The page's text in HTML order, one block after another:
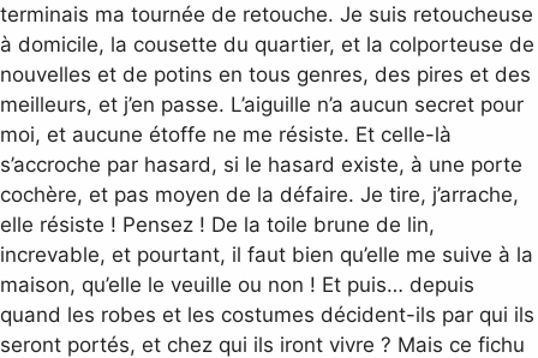
terminais ma tournée de retouche. Je suis retoucheuse
à domicile, la cousette du quartier, et la colporteuse de
nouvelles et de potins en tous genres, des pires et des
meilleurs, et j’en passe. L’aiguille n’a aucun secret pour
moi, et aucune étoffe ne me résiste. Et celle-là
s’accroche par hasard, si le hasard existe, à une porte
cochère, et pas moyen de la défaire. Je tire, j’arrache,
elle résiste ! Pensez ! De la toile brune de lin,
increvable, et pourtant, il faut bien qu’elle me suive à la
maison, qu’elle le veuille ou non ! Et puis… depuis
quand les robes et les costumes décident-ils par qui ils
seront portés, et chez qui ils iront vivre ? Mais ce fichu